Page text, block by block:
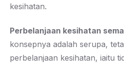
kesihatan.
Perbelanjaan kesihatan
konsepnya adalah serupa,
perbelanjaan kesihatan, iaitu